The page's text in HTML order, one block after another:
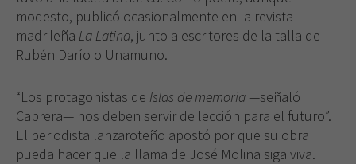
modesto, publicó ocasionalmente en la revista
madrileña La Latina, junto a escritores de la talla de
Rubén Darío o Unamuno.
“Los protagonistas de Islas de memoria —señaló
Cabrera— nos deben servir de lección para el futuro”.
El periodista lanzaroteño apostó por que su obra
pueda hacer que la llama de José Molina siga viva.